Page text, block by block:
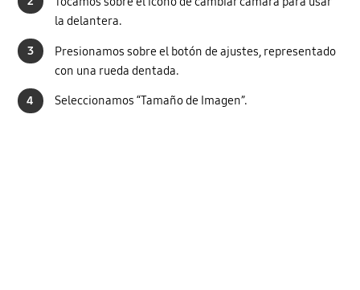
la delantera.
3
Presionamos sobre el botón de ajustes, representado
con una rueda dentada.
4 Seleccionamos “Tamaño de Imagen”.